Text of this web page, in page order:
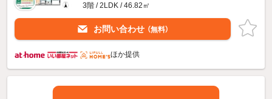
3階 / 2LDK / 46.82㎡
お問い合わせ （無料）
ほか提供